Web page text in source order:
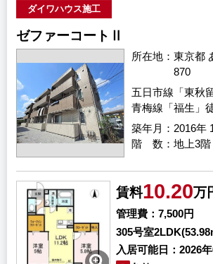
ダイワハウス施工
ゼファーコートⅡ
所在地
東京都
870
築年月 2016年
五日市線「東秋
青梅線「福生」
階 数 地上3階
賃料10.20万
管理費
7,500円
305号室
入居可能日
2026